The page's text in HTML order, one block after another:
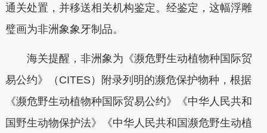
通关处置，并移送相关机构鉴定。经鉴定，这幅浮雕
璧画为非洲象象牙制品。
海关提醒，非洲象为《濒危野生动植物种国际贸
易公约》（CITES）附录列明的濒危保护物种，根据
《濒危野生动植物种国际贸易公约》《中华人民共和
国野生动物保护法》《中华人民共和国濒危野生动植